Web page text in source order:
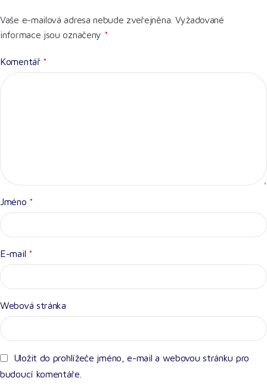
Vaše e-mailová adresa nebude zveřejněna. Vyžadované
informace jsou označeny *
Komentář *
Jméno *
E-mail *
Webová stránka
Uložit do prohlížeče jméno, e-mail a webovou stránku pro
budoucí komentáře.